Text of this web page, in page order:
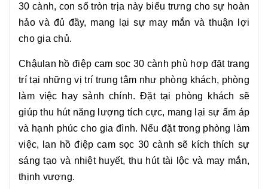
30 cành, con số tròn trịa này biểu trưng cho sự hoàn
hảo và đủ đầy, mang lại sự may mắn và thuận lợi
cho gia chủ.
Chậu lan hồ điệp cam sọc 30 cành phù hợp đặt trang
trí tại những vị trí trung tâm như phòng khách, phòng
làm việc hay sảnh chính. Đặt tại phòng khách sẽ
giúp thu hút năng lượng tích cực, mang lại sự ấm áp
và hạnh phúc cho gia đình. Nếu đặt trong phòng làm
việc,
lan hồ điệp cam sọc 30 cành sẽ kích thích sự
sáng tạo và nhiệt huyết, thu hút tài lộc và may mắn,
thịnh vượng.